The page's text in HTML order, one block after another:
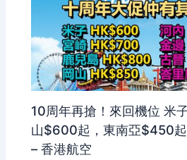
10周年再搶！來回機位 米
山$600起，東南亞$450
– 香港航空